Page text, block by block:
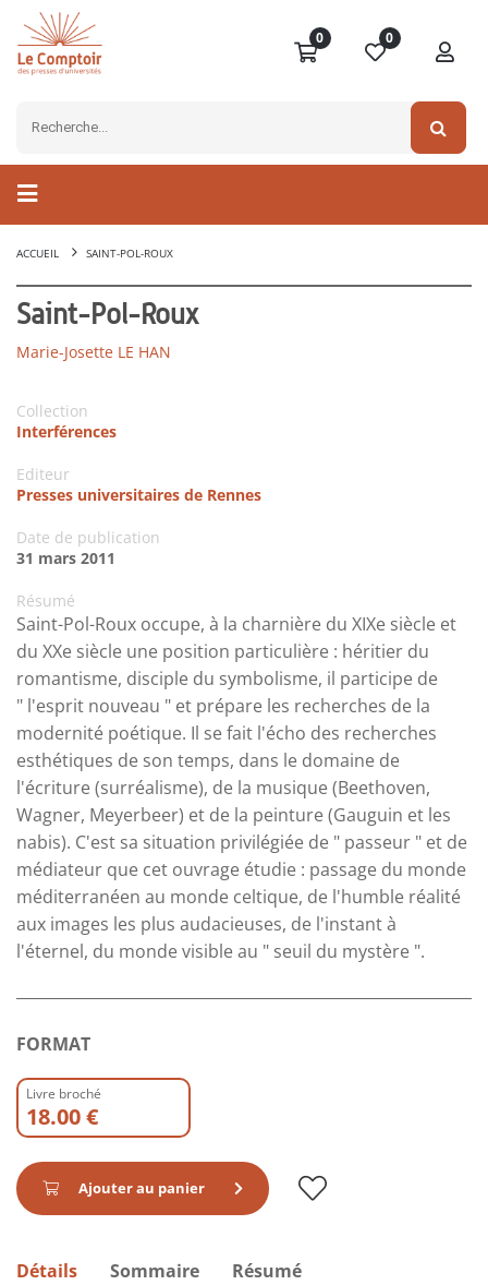
0 0
ACCUEIL SAINT-POL-ROUX
Saint-Pol-Roux
Marie-Josette LE HAN
Collection
Interférences
Editeur
Presses universitaires de Rennes
Date de publication
31 mars 2011
Résumé
Saint-Pol-Roux occupe, à la charnière du XIXe siècle et
du XXe siècle une position particulière : héritier du
romantisme, disciple du symbolisme, il participe de
" l'esprit nouveau " et prépare les recherches de la
modernité poétique. Il se fait l'écho des recherches
esthétiques de son temps, dans le domaine de
l'écriture (surréalisme), de la musique (Beethoven,
Wagner, Meyerbeer) et de la peinture (Gauguin et les
nabis). C'est sa situation privilégiée de " passeur " et de
médiateur que cet ouvrage étudie : passage du monde
méditerranéen au monde celtique, de l'humble réalité
aux images les plus audacieuses, de l'instant à
l'éternel, du monde visible au " seuil du mystère ".
FORMAT
Livre broché
18.00 €
Ajouter au panier
Détails Sommaire Résumé